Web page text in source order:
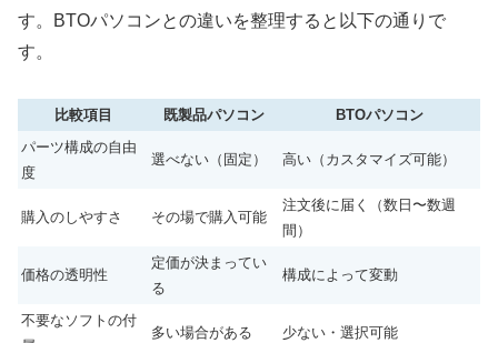
す。BTOパソコンとの違いを整理すると以下の通りで
す。
比較項目 既製品パソコン
BTOパソコン
パーツ構成の自由
度
選べない（固定） 高い（カスタマイズ可能）
購入のしやすさ その場で購入可能
注文後に届く（数日〜数週
間）
価格の透明性
定価が決まってい
る
構成によって変動
不要なソフトの付
多い場合がある 少ない・選択可能